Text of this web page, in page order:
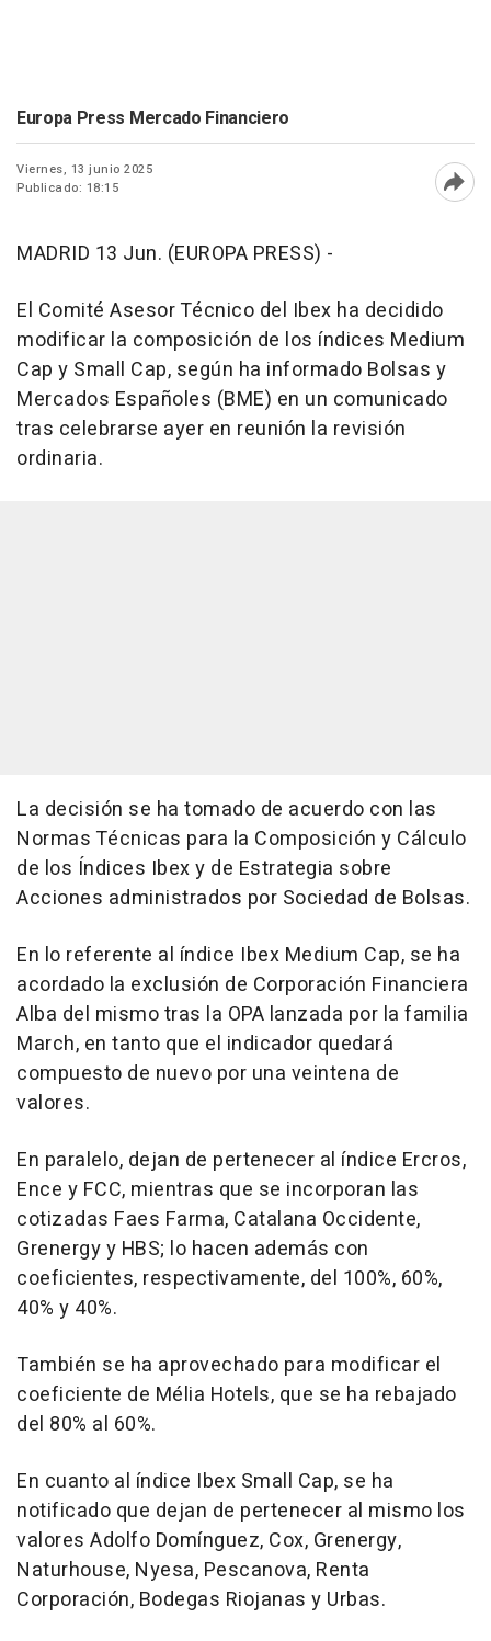
Europa Press Mercado Financiero
Viernes, 13 junio 2025
Publicado: 18:15
MADRID 13 Jun. (EUROPA PRESS) -
El Comité Asesor Técnico del Ibex ha decidido
modificar la composición de los índices Medium
Cap y Small Cap, según ha informado Bolsas y
Mercados Españoles (BME) en un comunicado
tras celebrarse ayer en reunión la revisión
ordinaria.
La decisión se ha tomado de acuerdo con las
Normas Técnicas para la Composición y Cálculo
de los Índices Ibex y de Estrategia sobre
Acciones administrados por Sociedad de Bolsas.
En lo referente al índice Ibex Medium Cap, se ha
acordado la exclusión de Corporación Financiera
Alba del mismo tras la OPA lanzada por la familia
March, en tanto que el indicador quedará
compuesto de nuevo por una veintena de
valores.
En paralelo, dejan de pertenecer al índice Ercros,
Ence y FCC, mientras que se incorporan las
cotizadas Faes Farma, Catalana Occidente,
Grenergy y HBS; lo hacen además con
coeficientes, respectivamente, del 100%, 60%,
40% y 40%.
También se ha aprovechado para modificar el
coeficiente de Mélia Hotels, que se ha rebajado
del 80% al 60%.
En cuanto al índice Ibex Small Cap, se ha
notificado que dejan de pertenecer al mismo los
valores Adolfo Domínguez, Cox, Grenergy,
Naturhouse, Nyesa, Pescanova, Renta
Corporación, Bodegas Riojanas y Urbas.